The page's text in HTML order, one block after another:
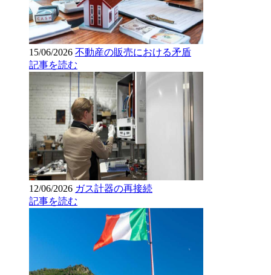
15/06/2026 不動産の販売における矛盾
記事を読む
12/06/2026 ガス計器の再接続
記事を読む